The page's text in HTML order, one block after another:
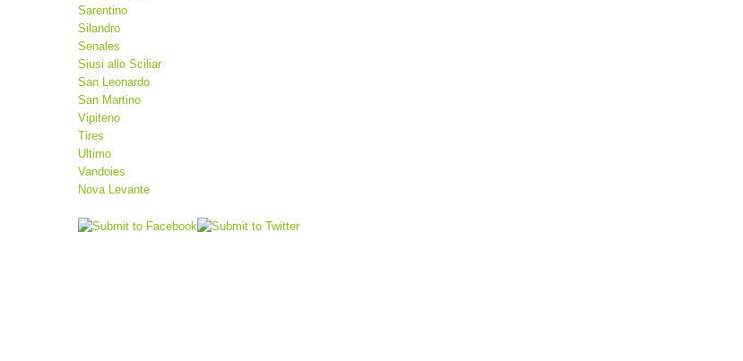
Sarentino
Silandro
Senales
Siusi allo Sciliar
San Leonardo
San Martino
Vipiteno
Tires
Ultimo
Vandoies
Nova Levante